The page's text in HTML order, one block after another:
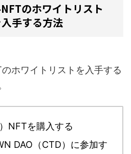
のホワイトリスト
入手する方法
ホワイトリストを入手する
NFTを購入する
DAO（CTD）に参加す